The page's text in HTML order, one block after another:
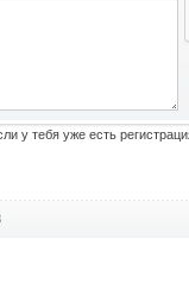
у тебя уже есть